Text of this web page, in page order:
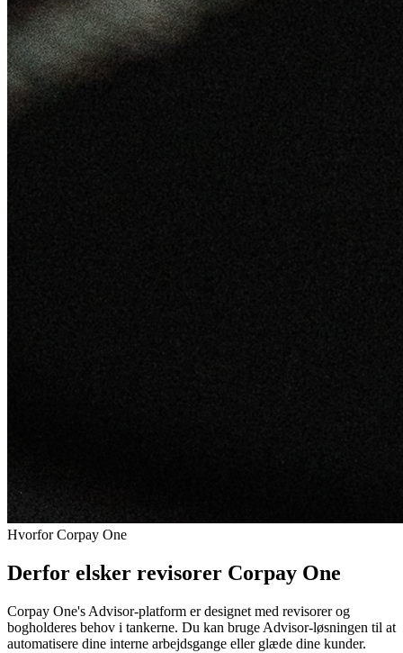
Hvorfor Corpay One
Derfor elsker revisorer Corpay One
Corpay One's Advisor-platform er designet med revisorer og
bogholderes behov i tankerne. Du kan bruge Advisor-løsningen til at
automatisere dine interne arbejdsgange eller glæde dine kunder.